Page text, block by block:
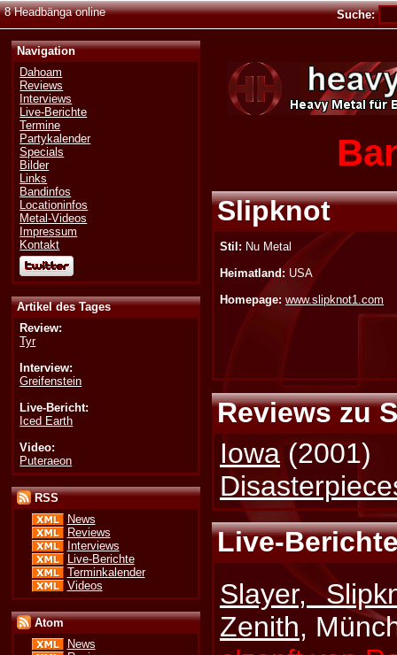
8 Headbänga online Suche:
Navigation
Dahoam
Reviews
Interviews
Live-Berichte
Termine
Partykalender
Specials
Bilder
Links
Bandinfos
Locationinfos
Metal-Videos
Impressum
Kontakt
Artikel des Tages
Review:
Tyr
Interview:
Greifenstein
Live-Bericht:
Iced Earth
Video:
Puteraeon
RSS
News
Reviews
Interviews
Live-Berichte
Terminkalender
Videos
Atom
News
Slipknot
Stil: Nu Metal
Heimatland: USA
Homepage: www.slipknot1.com
Reviews zu
Iowa (2001)
Live-
Slayer,
Zenith,